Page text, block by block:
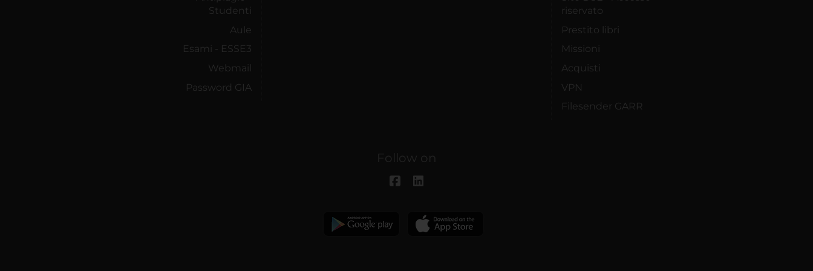
Studenti
Aule
Esami - ESSE3
Webmail
Password GIA
riservato
Prestito libri
Missioni
Acquisti
VPN
Filesender GARR
Follow on